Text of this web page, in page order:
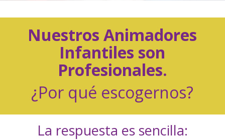
Nuestros Animadores
Infantiles son
Profesionales.
¿Por qué escogernos?
La respuesta es sencilla: